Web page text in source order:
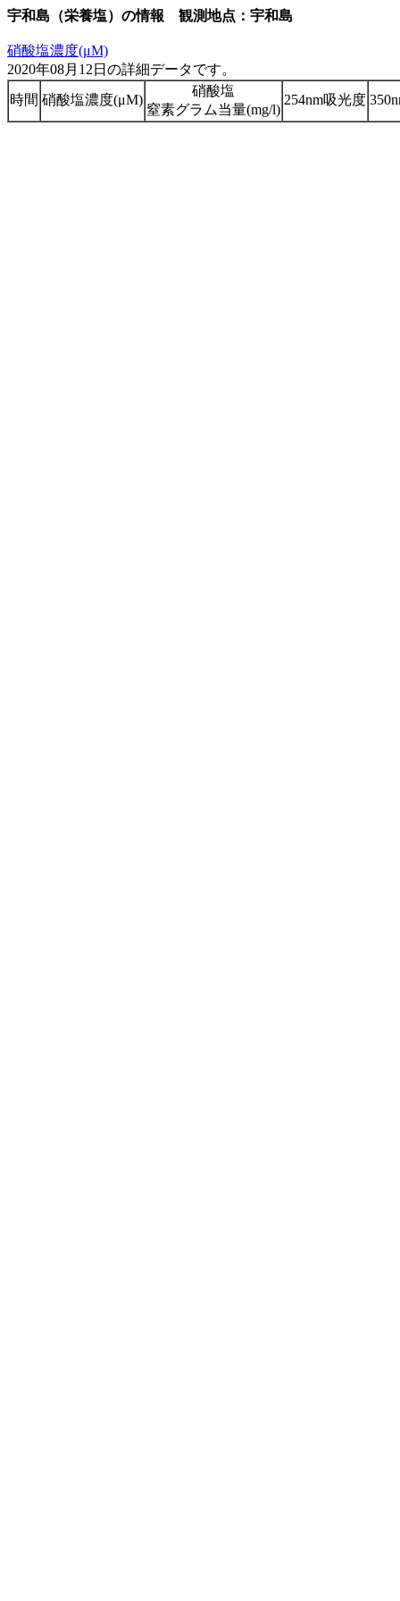
宇和島（栄養塩）の情報 観測地点：宇和島
硝酸塩濃度(μM)
2020年08月12日の詳細データです。
時間 硝酸塩濃度(μM)
硝酸塩
窒素グラム当量(mg/l)
254nm吸光度